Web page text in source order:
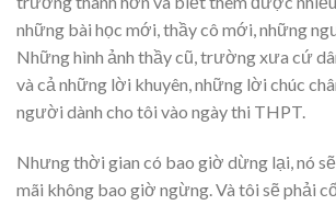
những bài học mới, thầy cô mới, những
Những hình ảnh thầy cũ, trường xưa cứ
và cả những lời khuyên, những lời chúc
người dành cho tôi vào ngày thi THPT.
Nhưng thời gian có bao giờ dừng lại, nó
mãi không bao giờ ngừng. Và tôi sẽ phải